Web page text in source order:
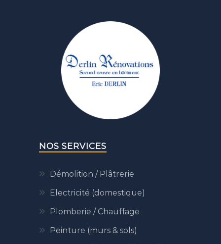
NOS SERVICES
Démolition / Plâtrerie
Electricité (domestique)
Plomberie / Chauffage
Peinture (murs & sols)